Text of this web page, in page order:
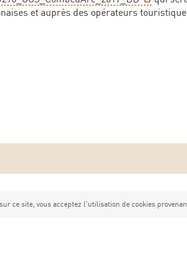
ce site, vous acceptez l'utilisation de cookies
et auprès des opérateurs